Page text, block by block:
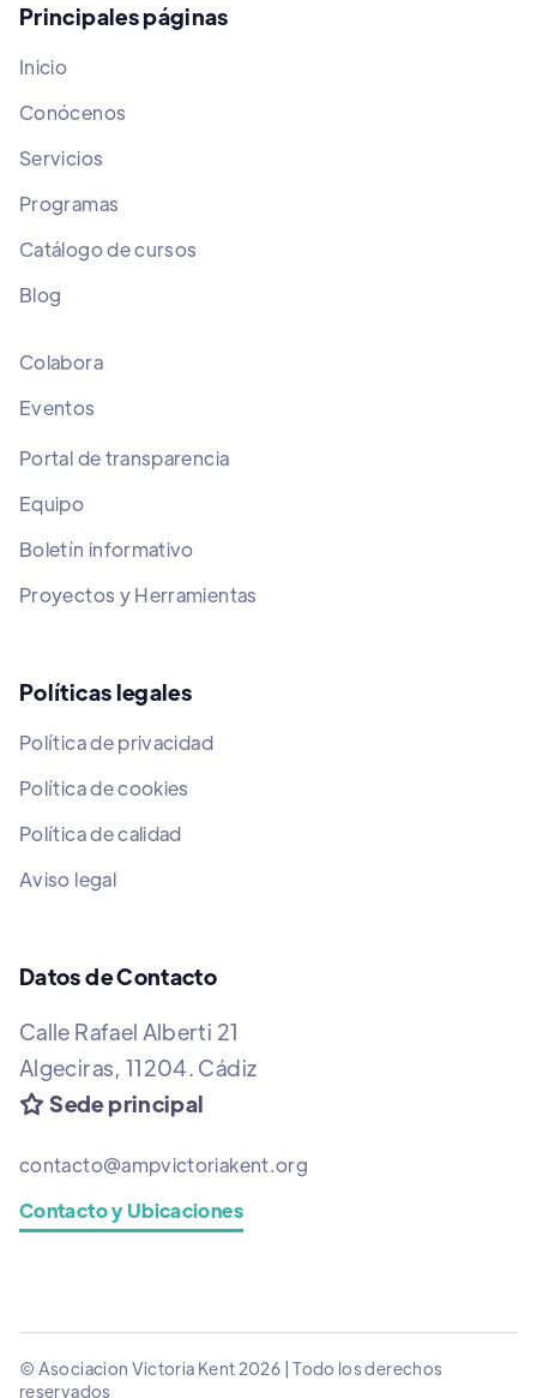
Principales páginas
Inicio
Conócenos
Servicios
Programas
Catálogo de cursos
Blog
Colabora
Eventos
Portal de transparencia
Equipo
Boletín informativo
Proyectos y Herramientas
Políticas legales
Política de privacidad
Política de cookies
Política de calidad
Aviso legal
Datos de Contacto
Calle Rafael Alberti 21
Algeciras, 11204. Cádiz
 Sede principal
contacto@ampvictoriakent.org
Contacto y Ubicaciones
© Asociacion Victoria Kent 2026 | Todo los derechos
reservados